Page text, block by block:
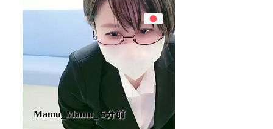
Mamu_Mamu_ 5分前